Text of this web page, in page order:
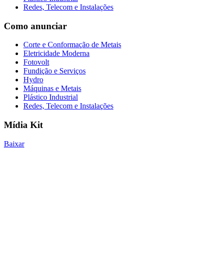
Redes, Telecom e Instalações
Como anunciar
Corte e Conformação de Metais
Eletricidade Moderna
Fotovolt
Fundição e Serviços
Hydro
Máquinas e Metais
Plástico Industrial
Redes, Telecom e Instalações
Mídia Kit
Baixar